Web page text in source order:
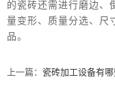
的瓷砖还需进行磨边、
量变形、质量分选、尺
品。
上一篇： 瓷砖加工设备有哪